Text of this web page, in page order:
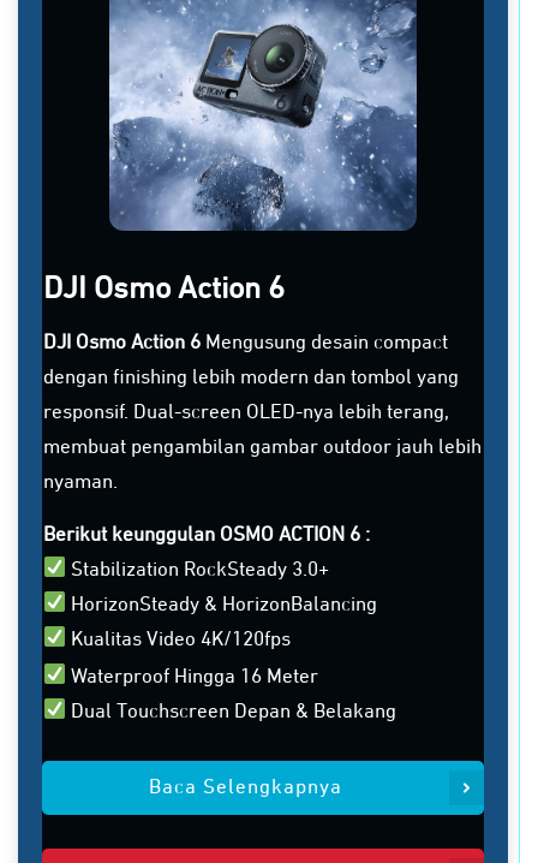
DJI Osmo Action 6
DJI Osmo Action 6 Mengusung desain compact
dengan finishing lebih modern dan tombol yang
responsif. Dual-screen OLED-nya lebih terang,
membuat pengambilan gambar outdoor jauh lebih
nyaman.
Berikut keunggulan OSMO ACTION 6 :
Stabilization RockSteady 3.0+
HorizonSteady & HorizonBalancing
Kualitas Video 4K/120fps
Waterproof Hingga 16 Meter
Dual Touchscreen Depan & Belakang
Baca Selengkapnya